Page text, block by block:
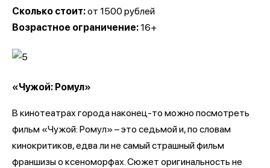
Сколько стоит:от 1500 рублей
Возрастное ограничение:16+
«Чужой: Ромул»
В кинотеатрах города наконец-то можно посмотреть
фильм «Чужой: Ромул» – это седьмой и, по словам
кинокритиков, едва ли не самый страшный фильм
франшизы о ксеноморфах. Сюжет оригинальность не